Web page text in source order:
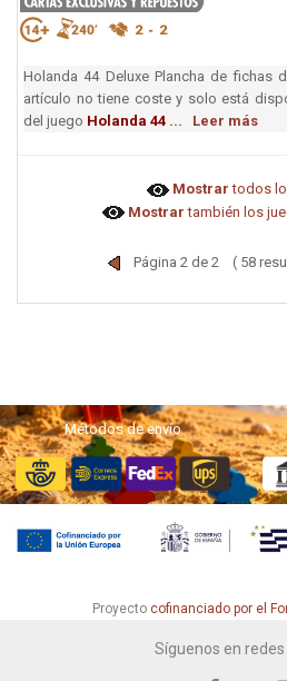
Holanda 44 Deluxe Plancha de fichas
artículo no tiene coste y solo está
del juego Holanda 44 ... Leer más
Mostrar todos
Mostrar también los
Página 2 de 2 ( 58
Métodos de envío
Proyecto cofinanciado por el
Síguenos en